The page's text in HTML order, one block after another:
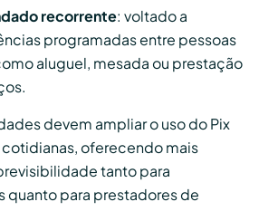
recorrente: voltado a
programadas entre pessoas
aluguel, mesada ou prestação
devem ampliar o uso do Pix
oferecendo mais
tanto para
quanto para prestadores de